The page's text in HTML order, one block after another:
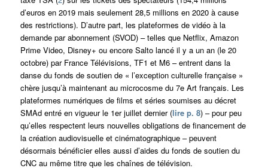
d’euros en 2019 mais seulement 28,5 millions en 2020 à cause
des restrictions). D’autre part, les plateformes de vidéo à la
demande par abonnement (SVOD) – telles que Netflix, Amazon
Prime Video, Disney+ ou encore Salto lancé il y a un an (le 20
octobre) par France Télévisions, TF1 et M6 – entrent dans la
danse du fonds de soutien de « l’exception culturelle française »
chère jusqu’à maintenant au microcosme du 7e Art français. Les
plateformes numériques de films et séries soumises au décret
SMAd entré en vigueur le 1er juillet dernier (lire p. 8) – pour peu
qu’elles respectent leurs nouvelles obligations de financement de
la création audiovisuelle et cinématographique – peuvent
désormais bénéficier elles aussi d’aides du fonds de soutien du
CNC au même titre que les chaînes de télévision.